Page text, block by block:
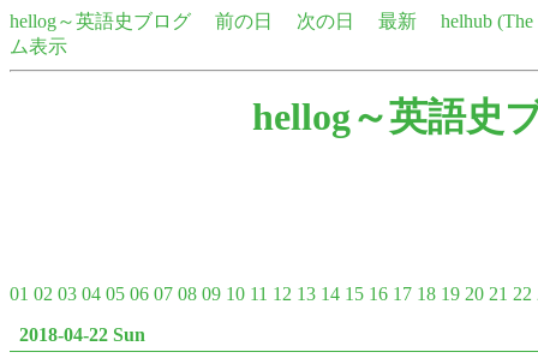
hellog～英語史ブログ 前の日 次の日 最新
helhub
ム表示
hellog～英語史
01 02 03 04 05 06 07 08 09 10 11 12 13 14 15 16 17 18 19 20 21 22
2018-04-22 Sun